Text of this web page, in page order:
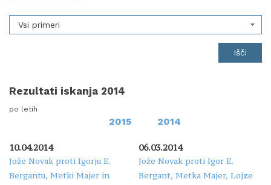
Vsi primeri
Rezultati iskanja 2014
po letih
2015 2014
10.04.2014
Jože Novak proti Igorju E.
Bergantu, Metki Majer in
06.03.2014
Jože Novak proti Igor E.
Bergant, Metka Majer, Lojze